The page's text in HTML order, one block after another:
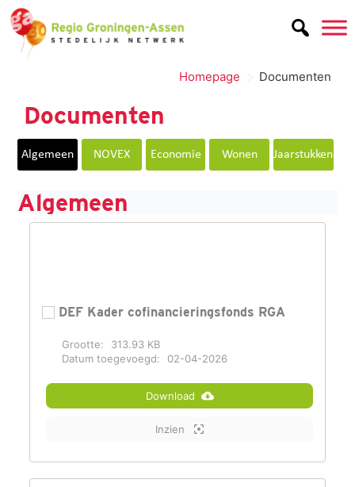
de
inhoud
Homepage > Documenten
Documenten
Algemeen NOVEX Economie Wonen Jaarstukken
Algemeen
DEF Kader cofinancieringsfonds RGA
Grootte:
313.93 KB
Datum toegevoegd:
02-04-2026
Download
Inzien